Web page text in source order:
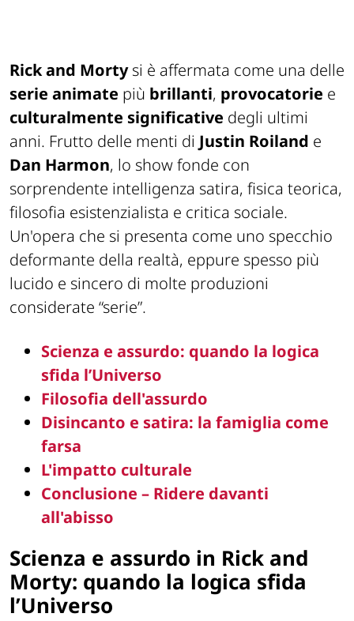
Rick and Mortysi è affermata come una delle
serie animate più brillanti, provocatorie e
culturalmente significative degli ultimi
anni. Frutto delle menti di Justin Roiland e
Dan Harmon, lo show fonde con
sorprendente intelligenza satira, fisica teorica,
filosofia esistenzialista e critica sociale.
Un'opera che si presenta come uno specchio
deformante della realtà, eppure spesso più
lucido e sincero di molte produzioni
considerate “serie”.
Scienza e assurdo: quando la logica
sfida l’Universo
Filosofia dell'assurdo
Disincanto e satira: la famiglia come
farsa
L'impatto culturale
Conclusione – Ridere davanti
all'abisso
Scienza e assurdo in Rick and
Morty: quando la logica sfida
l’Universo